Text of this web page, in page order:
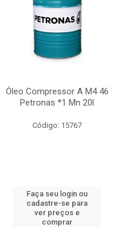
Óleo Compressor A M4 46
Petronas *1 Mn 20l
Código: 15767
Faça seu login ou
cadastre-se para
ver preços e
comprar